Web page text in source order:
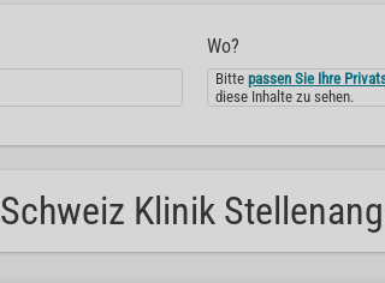
Wo?
Bittepassen Sie Ihre
diese Inhalte zu sehen.
Schweiz Klinik